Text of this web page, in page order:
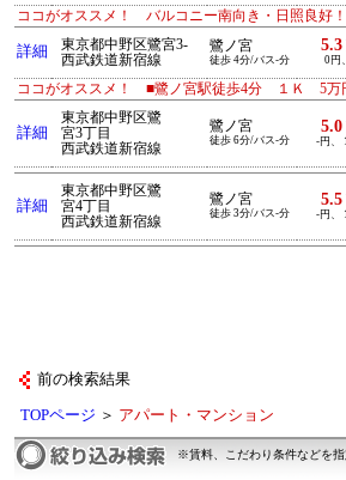
ココがオススメ！ バルコニー南向き・日照良好
詳細
東京都中野区鷺宮3-
西武鉄道新宿線
鷺ノ宮
徒歩 4分/バス-分
5.3
0円
ココがオススメ！ ■鷺ノ宮駅徒歩4分 １Ｋ 5万
詳細
東京都中野区鷺
宮3丁目
西武鉄道新宿線
鷺ノ宮
徒歩 6分/バス-分
5.0
-円、
詳細
東京都中野区鷺
宮4丁目
西武鉄道新宿線
鷺ノ宮
徒歩 3分/バス-分
5.5
-円、
前の検索結果
TOPページ ＞ アパート・マンション
※賃料、こだわり条件などを